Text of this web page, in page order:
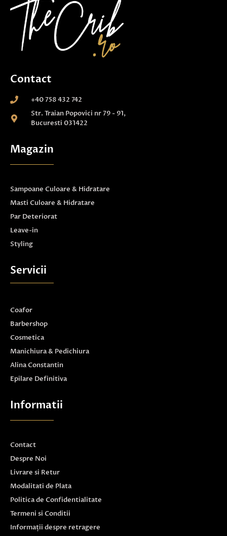
Contact
+40 758 432 742
Str. Traian Popovici nr 79 - 91,
Bucuresti 031422
Magazin
Sampoane Culoare & Hidratare
Masti Culoare & Hidratare
Par Deteriorat
Leave-in
Styling
Servicii
Coafor
Barbershop
Cosmetica
Manichiura & Pedichiura
Alina Constantin
Epilare Definitiva
Informatii
Contact
Despre Noi
Livrare si Retur
Modalitati de Plata
Politica de Confidentialitate
Termeni si Conditii
Informații despre retragere